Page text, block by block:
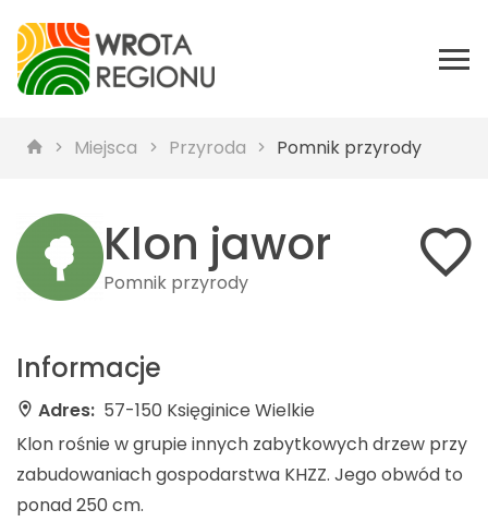
Miejsca Przyroda Pomnik przyrody
Klon jawor
Pomnik przyrody
Informacje
Adres: 57-150 Księginice Wielkie
Klon rośnie w grupie innych zabytkowych drzew przy
zabudowaniach gospodarstwa KHZZ. Jego obwód to
ponad 250 cm.